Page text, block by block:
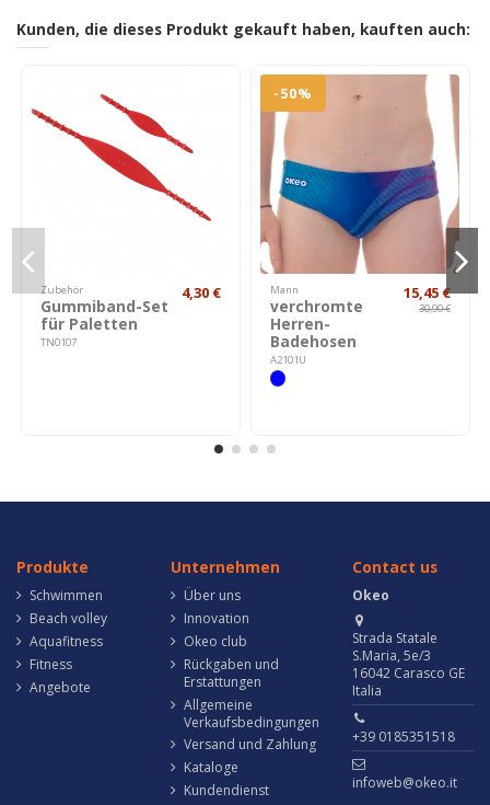
Kunden, die dieses Produkt gekauft haben, kauften auch:
Zubehör
Gummiband-Set
für Paletten
TN0107
4,30 €
-50%
Mann
verchromte
Herren-
Badehosen
A2101U
15,45 €
30,90 €
Produkte
Schwimmen
Beach volley
Aquafitness
Fitness
Angebote
Unternehmen
Über uns
Innovation
Okeo club
Rückgaben und
Erstattungen
Allgemeine
Verkaufsbedingungen
Versand und Zahlung
Kataloge
Kundendienst
Contact us
Okeo
Strada Statale
S.Maria, 5e/3
16042 Carasco GE
Italia
+39 0185351518
infoweb@okeo.it